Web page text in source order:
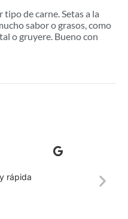
de carne. Setas a la
sabor o grasos, como
o gruyere. Bueno con
rápida
La